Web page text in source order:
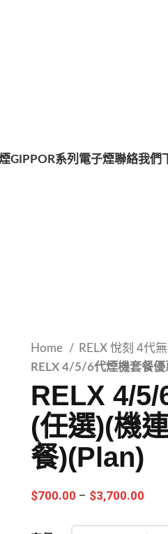
GIPPOR系列電子煙聯絡我們
Home RELX 悅刻 4代
RELX 4/5/6代煙機套餐優
RELX 4/5/
(任選)(機
餐)(plan)
$700.00 – $3,700.00